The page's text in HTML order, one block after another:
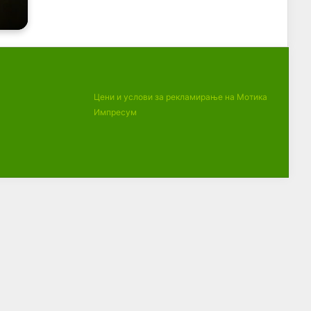
Цени и услови за рекламирање на Мотика
Импресум